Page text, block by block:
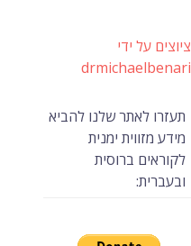
ציוצים על ידי
drmichaelbenari
תעזרו לאתר שלנו להביא
מידע מזווית ימנית
לקוראים ברוסית
ובעברית: